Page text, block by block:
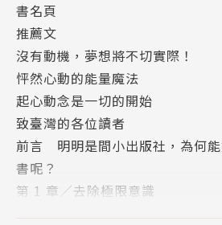
關鍵就在於你對「達成目標」這件
相信自己可以做到。
植木宣隆認為：「要去想著自己是
且事情一定會如此發展。」
在開始之前和採取行動的過程中，
堅持到最後，就會取得滿意的結果
本書濃縮植木宣隆實踐此信念的心
者共事40年的經驗，告訴讀者想
書名頁
推薦文
沒有動機，夢想將不切實際！
怦然心動的能量魔法
起心動念是一切的開始
致臺灣的各位讀者
前言 明明是間小出版社，為何
書呢？
第 1 章／去除極限意識